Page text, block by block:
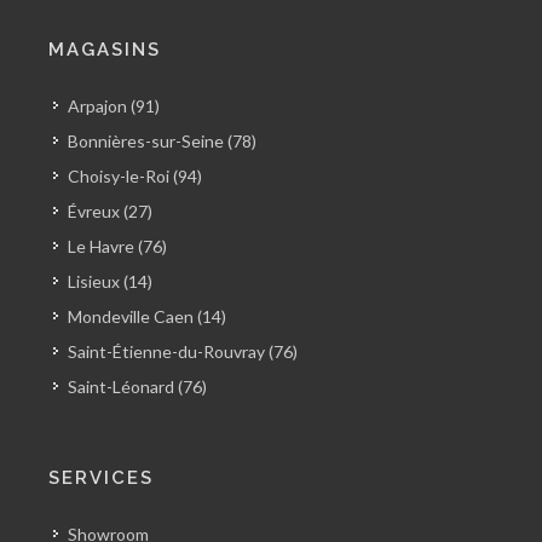
MAGASINS
Arpajon (91)
Bonnières-sur-Seine (78)
Choisy-le-Roi (94)
Évreux (27)
Le Havre (76)
Lisieux (14)
Mondeville Caen (14)
Saint-Étienne-du-Rouvray (76)
Saint-Léonard (76)
SERVICES
Showroom